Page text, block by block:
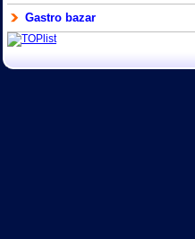
Gastro bazar